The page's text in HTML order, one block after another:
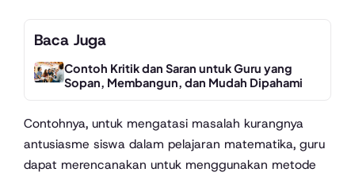
Baca Juga
Contoh Kritik dan Saran untuk Guru yang
Sopan, Membangun, dan Mudah Dipahami
Contohnya, untuk mengatasi masalah kurangnya
antusiasme siswa dalam pelajaran matematika, guru
dapat merencanakan untuk menggunakan metode